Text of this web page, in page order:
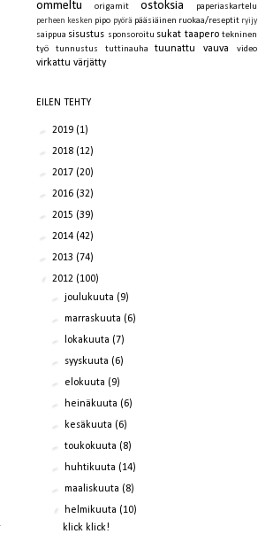
ommeltu
origamit ostoksia paperiaskartelu
perheen kesken pipo pyörä pääsiäinen ruokaa/reseptit ryijy
saippua sisustus sponsoroitu sukat taapero tekninen
työ
tunnustus tuttinauha tuunattu vauva video
virkattu värjätty
EILEN TEHTY
► 2019 (1)
► 2018 (12)
► 2017 (20)
► 2016 (32)
► 2015 (39)
► 2014 (42)
► 2013 (74)
▼ 2012 (100)
►joulukuuta (9)
►marraskuuta (6)
► lokakuuta (7)
► syyskuuta (6)
► elokuuta (9)
► heinäkuuta (6)
► kesäkuuta (6)
►toukokuuta (8)
► huhtikuuta (14)
►maaliskuuta (8)
▼ helmikuuta (10)
klick klick!